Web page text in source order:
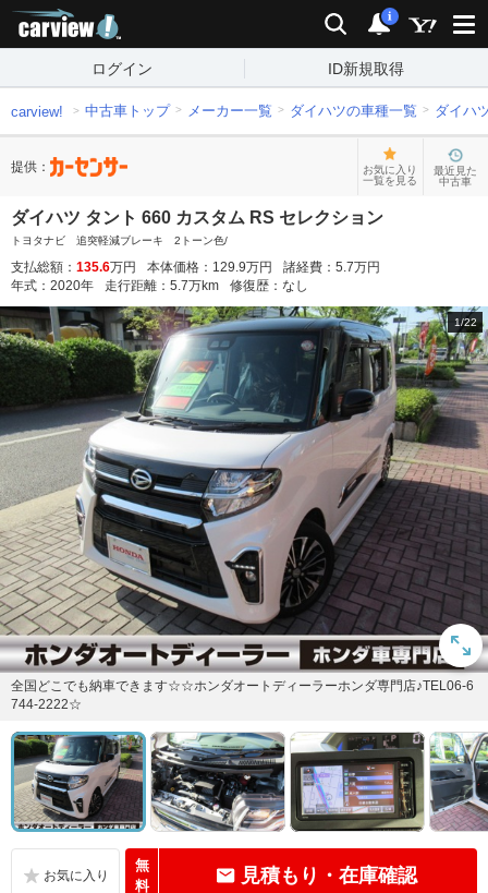
検索 通知
i
ログイン ID新規取得
carview! 中古車トップ メーカー一覧 ダイハツの車種一覧 ダイハ
提供：
お気に入り
一覧を見る
最近見た
中古車
ダイハツ タント 660 カスタム RS セレクション
トヨタナビ 追突軽減ブレーキ 2トーン色/
支払総額： 135.6万円 本体価格： 129.9万円 諸経費： 5.7万円
年式： 2020年 走行距離： 5.7万km 修復歴： なし
1/22
全国どこでも納車できます☆☆ホンダオートディーラーホンダ専門店♪TEL06-6
744-2222☆
無
料
見積もり・在庫確認